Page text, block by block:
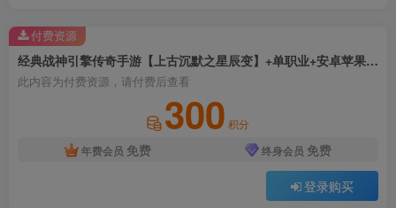
经典战神引擎传奇手游【上古沉默之星辰变】+单职业+安卓苹果双端+GM物品后台+Windows详细搭建教程
此内容为付费资源，请付费后查看
300 积分
年费会员 免费 终身会员 免费
登录购买
付费资源